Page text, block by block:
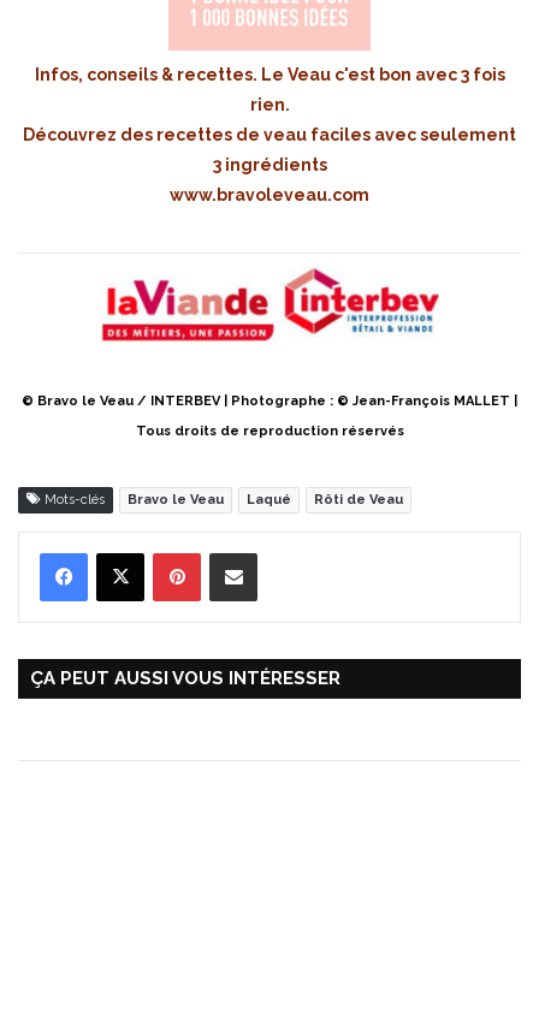
Infos, conseils & recettes. Le Veau c'est bon avec 3 fois
rien.
Découvrez des recettes de veau faciles avec seulement
3 ingrédients
www.bravoleveau.com
© Bravo le Veau / INTERBEV | Photographe : © Jean-François MALLET |
Tous droits de reproduction réservés
Mots-clés Bravo le Veau Laqué Rôti de Veau
ÇA PEUT AUSSI VOUS INTÉRESSER